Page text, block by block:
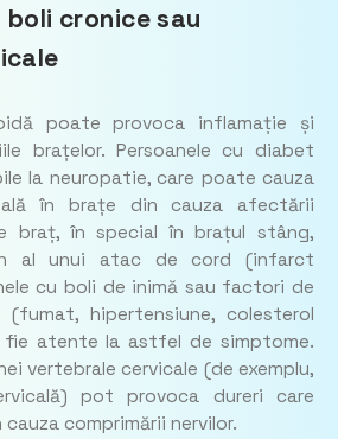
boli cronice sau
poate provoca inflamație și
brațelor. Persoanele cu diabet
la neuropatie, care poate cauza
în brațe din cauza afectării
braț, în special în brațul stâng,
al unui atac de cord (infarct
cu boli de inimă sau factori de
(fumat, hipertensiune, colesterol
atente la astfel de simptome.
vertebrale cervicale (de exemplu,
pot provoca dureri care
comprimării nervilor.